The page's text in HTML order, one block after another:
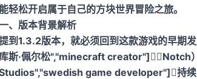
能轻松开启属于自己的方块世界冒险之旅。
、版本背景解析
到1.3.2版本，就必须回到这款游戏的早期
库斯·佩尔松","minecraft creator"]（
game developer"]持续